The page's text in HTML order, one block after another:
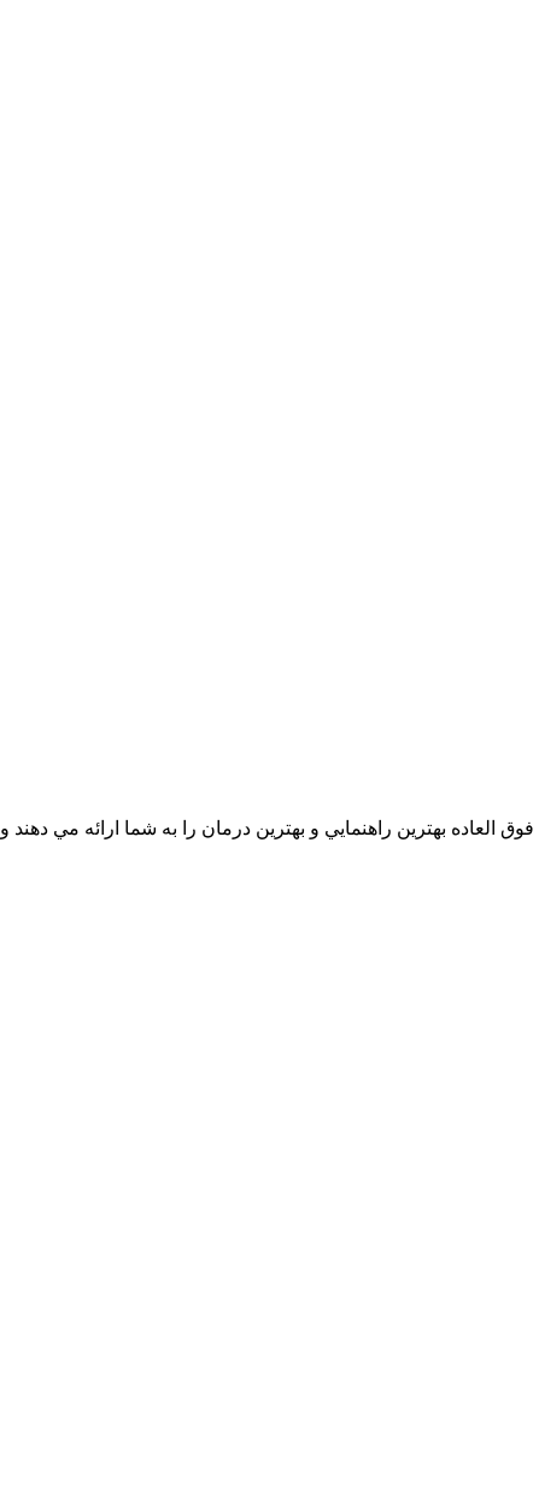
بهترين راهنمايي و بهترين درمان را به شما ارائه مي دهند و موفقيت